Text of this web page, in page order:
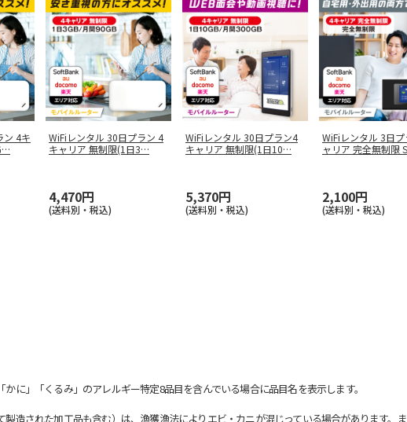
ン 4キ
…
WiFiレンタル 30日プラン 4
キャリア 無制限(1日3…
4,470円
(送料別・税込)
WiFiレンタル 30日プラン4
キャリア 無制限(1日10…
5,370円
(送料別・税込)
WiFiレンタル 3日
ャリア 完全無制限
2,100円
(送料別・税込)
に」「くるみ」のアレルギー特定8品目を含んでいる場合に品目名を表示します。
造された加工品も含む）は、漁獲漁法によりエビ・カニが混じっている場合があります。